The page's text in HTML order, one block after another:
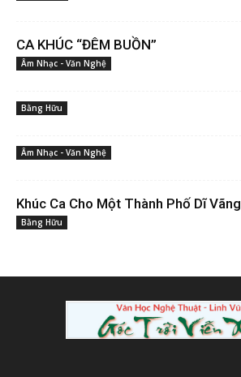
CA KHÚC “ĐÊM BUỒN”
Âm Nhạc - Văn Nghệ
Bằng Hữu
Âm Nhạc - Văn Nghệ
Khúc Ca Cho Một Thành Phố Dĩ Vãng
Bằng Hữu